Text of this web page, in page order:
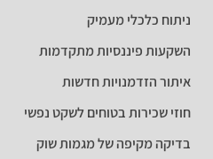
ניתוח כלכלי מעמיק
השקעות פיננסיות מתקדמות
איתור הזדמנויות חדשות
חוזי שכירות בטוחים לשקט נפשי
בדיקה מקיפה של מגמות שוק